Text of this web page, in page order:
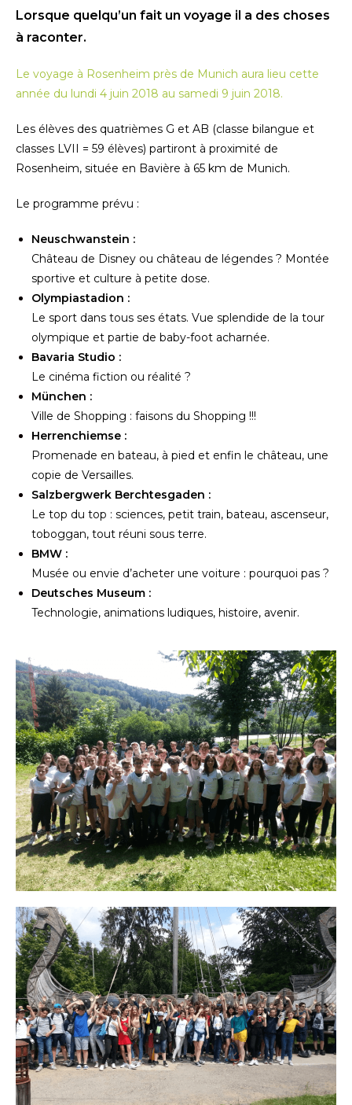
Lorsque quelqu’un fait un voyage il a des choses
à raconter.
Le voyage à Rosenheim près de Munich aura lieu cette
année du lundi 4 juin 2018 au samedi 9 juin 2018.
Les élèves des quatrièmes G et AB (classe bilangue et
classes LVII = 59 élèves) partiront à proximité de
Rosenheim, située en Bavière à 65 km de Munich.
Le programme prévu :
Neuschwanstein :
Château de Disney ou château de légendes ? Montée
sportive et culture à petite dose.
Olympiastadion :
Le sport dans tous ses états. Vue splendide de la tour
olympique et partie de baby-foot acharnée.
Bavaria Studio :
Le cinéma fiction ou réalité ?
München :
Ville de Shopping : faisons du Shopping !!!
Herrenchiemse :
Promenade en bateau, à pied et enfin le château, une
copie de Versailles.
Salzbergwerk Berchtesgaden :
Le top du top : sciences, petit train, bateau, ascenseur,
toboggan, tout réuni sous terre.
BMW :
Musée ou envie d’acheter une voiture : pourquoi pas ?
Deutsches Museum :
Technologie, animations ludiques, histoire, avenir.